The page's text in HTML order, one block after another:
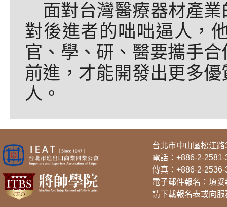
面對台灣醫療器材產
對後進者的咄咄逼人，
官、學、研、醫要攜手
前進，才能開發出更多
人。
台北市中山區松江路
電話： +886-2-2581-
傳真：+886-2-2536-
電子郵件報名：填
請下載報名表或向